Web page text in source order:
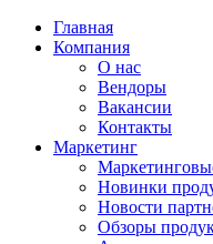
Главная
Компания
О нас
Вендоры
Вакансии
Контакты
Маркетинг
Новинки
Новости
Обзоры